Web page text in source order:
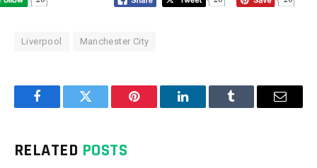
Liverpool Manchester City
FacebookTwitter Pinterest LinkedInTumblr Email
RELATED POSTS